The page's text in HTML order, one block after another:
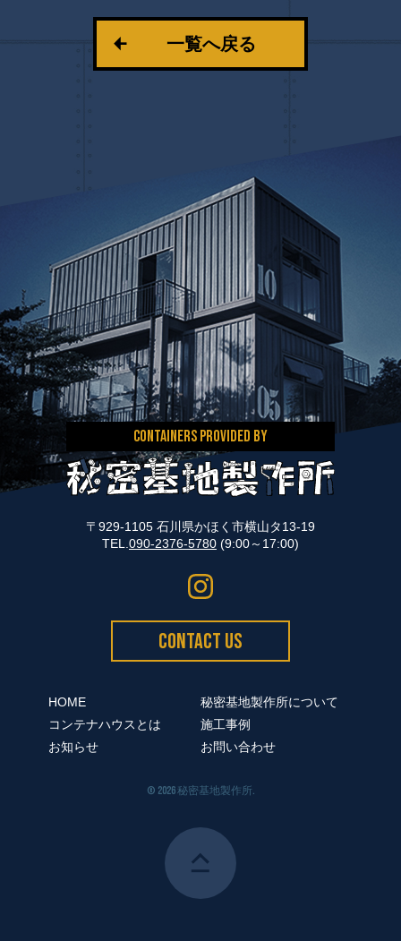
一覧へ戻る
CONTAINERS PROVIDED BY
〒929-1105 石川県かほく市横山タ13-19
TEL. 090-2376-5780 (9:00～17:00)
CONTACT US
HOME
秘密基地製作所について
コンテナハウスとは
施工事例
お知らせ
お問い合わせ
© 2026 秘密基地製作所.